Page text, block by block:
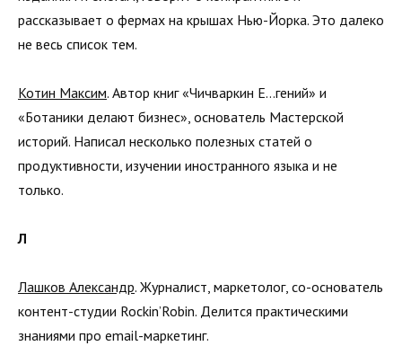
рассказывает о фермах на крышах Нью-Йорка. Это далеко
не весь список тем.
Котин Максим. Автор книг «Чичваркин Е…гений» и
«Ботаники делают бизнес», основатель Мастерской
историй. Написал несколько полезных статей о
продуктивности, изучении иностранного языка и не
только.
Л
Лашков Александр. Журналист, маркетолог, со-основатель
контент-студии Rockin’Robin. Делится практическими
знаниями про email-маркетинг.